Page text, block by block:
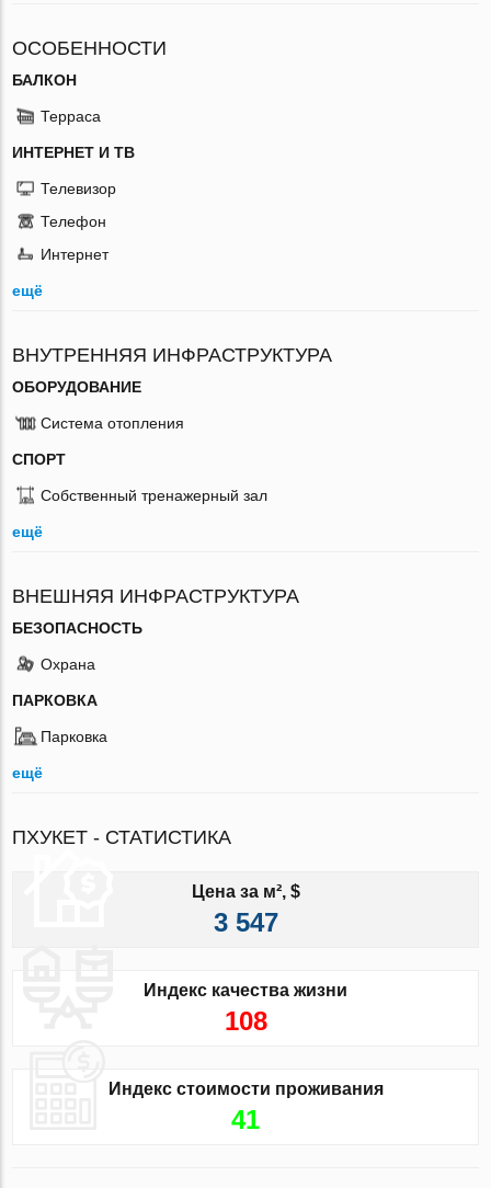
ОСОБЕННОСТИ
БАЛКОН
Терраса
ИНТЕРНЕТ И ТВ
Телевизор
Телефон
Интернет
ещё
ВНУТРЕННЯЯ ИНФРАСТРУКТУРА
ОБОРУДОВАНИЕ
Система отопления
СПОРТ
Собственный тренажерный зал
ещё
ВНЕШНЯЯ ИНФРАСТРУКТУРА
БЕЗОПАСНОСТЬ
Охрана
ПАРКОВКА
Парковка
ещё
ПХУКЕТ - СТАТИСТИКА
Цена за м², $
3 547
Индекс качества жизни
108
Индекс стоимости проживания
41